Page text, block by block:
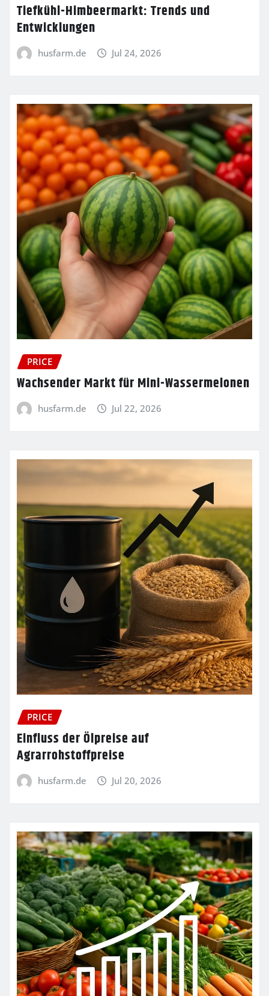
Tiefkühl-Himbeermarkt: Trends und
Entwicklungen
husfarm.de Jul 24, 2026
PRICE
Wachsender Markt für Mini-Wassermelonen
husfarm.de Jul 22, 2026
PRICE
Einfluss der Ölpreise auf
Agrarrohstoffpreise
husfarm.de Jul 20, 2026